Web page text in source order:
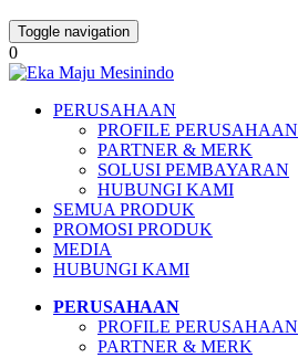
Toggle navigation
0
PERUSAHAAN
PROFILE PERUSAHAAN
PARTNER & MERK
SOLUSI PEMBAYARAN
HUBUNGI KAMI
SEMUA PRODUK
PROMOSI PRODUK
MEDIA
HUBUNGI KAMI
PERUSAHAAN
PROFILE PERUSAHAAN
PARTNER & MERK